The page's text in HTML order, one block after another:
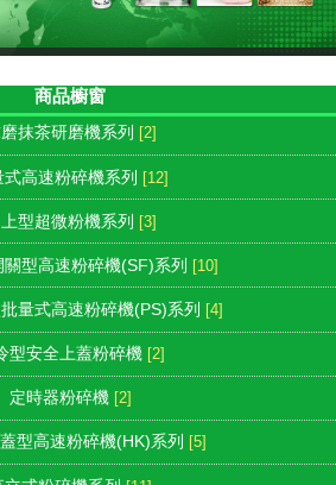
商品櫥窗
抹茶研磨機系列 [2]
式高速粉碎機系列 [12]
型超微粉機系列 [3]
關型高速粉碎機(SF)系列 [10]
量式高速粉碎機(PS)系列 [4]
型安全上蓋粉碎機 [2]
定時器粉碎機 [2]
型高速粉碎機(HK)系列 [5]